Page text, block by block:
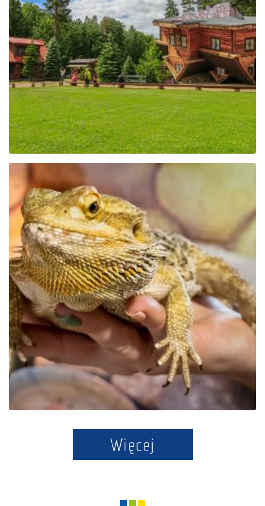
Das Zentrum für Bildung
und Vermarktung der
Region in Szymbark
Der Bildungspark Zoo –
Exotische Kaschubei in
Tuchlino
Więcej